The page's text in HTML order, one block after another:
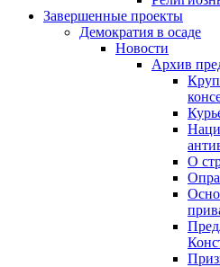
Завершенные проекты
Демократия в осаде
Новости
Архив
О